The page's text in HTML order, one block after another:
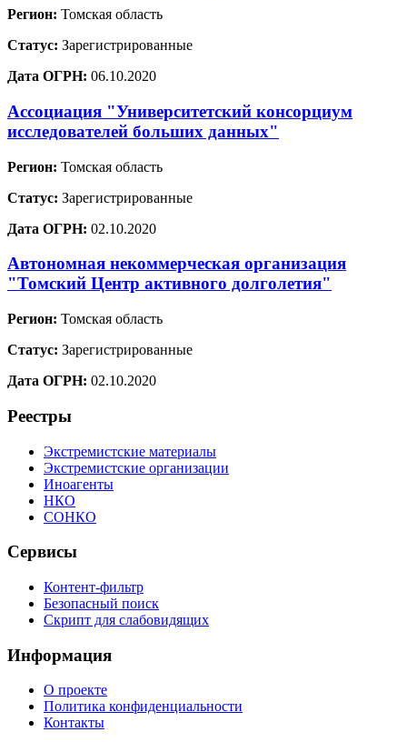
Регион: Томская область
Статус: Зарегистрированные
Дата ОГРН: 06.10.2020
Ассоциация "Университетский консорциум
исследователей больших данных"
Регион: Томская область
Статус: Зарегистрированные
Дата ОГРН: 02.10.2020
Автономная некоммерческая организация
"Томский Центр активного долголетия"
Регион: Томская область
Статус: Зарегистрированные
Дата ОГРН: 02.10.2020
Реестры
Экстремистские материалы
Экстремистские организации
Иноагенты
НКО
СОНКО
Сервисы
Контент-фильтр
Безопасный поиск
Скрипт для слабовидящих
Информация
О проекте
Политика конфиденциальности
Контакты